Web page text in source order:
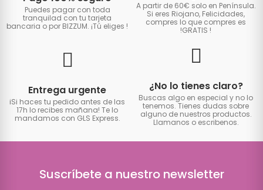
Puedes pagar con toda
tranquilad con tu tarjeta
bancaria o por BIZZUM. ¡Tú eliges !
A partir de 60€ solo en Península.
Si eres Riojano, Felicidades,
compres lo que compres es
!GRATIS !
Entrega urgente
iSi haces tu pedido antes de las
17h lo recibes mañana! Te lo
mandamos con GLS Express.
¿No lo tienes claro?
Buscas algo en especial y no lo
tenemos. Tienes dudas sobre
alguno de nuestros productos.
Llamanos o escribenos.
Suscríbete a nuestro newsletter